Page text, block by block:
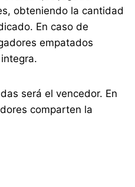
obteniendo la cantidad
En caso de
empatados
será el vencedor. En
comparten la